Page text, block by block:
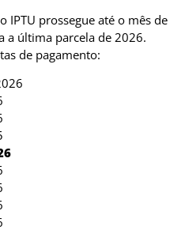
IPTU prossegue até o mês de
a última parcela de 2026.
de pagamento: